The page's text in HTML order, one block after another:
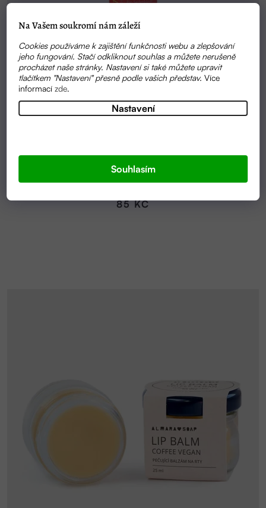
Na Vašem soukromí nám záleží
Cookies používáme k zajištění funkčnosti webu a zlepšování
jeho fungování. Stačí odkliknout souhlas a můžete nerušeně
procházet naše stránky. Nastavení si také můžete upravit
tlačítkem "Nastavení" přesně podle vašich představ.Více
informacízde.
Nastavení
Souhlasím
BIO BUBLIFUK PRO DĚTI 45 ML | SONETT
SKLADEM
85 KČ